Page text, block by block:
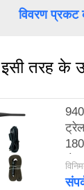
विवरण प्रकट
इसी तरह के
योग्य: